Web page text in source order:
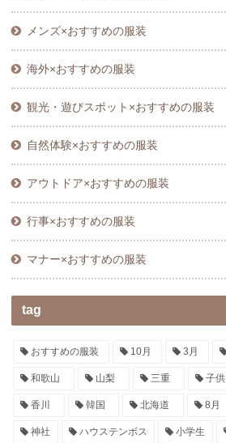
メンズ×おすすめの服装
海外×おすすめの服装
観光・遊びスポット×おすすめの服装
自然体験×おすすめの服装
アウトドア×おすすめの服装
行事×おすすめの服装
マナー×おすすめの服装
tag
おすすめの服装 10月 3月
和歌山 山梨 三重 子供
香川 韓国 北海道 8月
神社 ハウステンボス 小学生